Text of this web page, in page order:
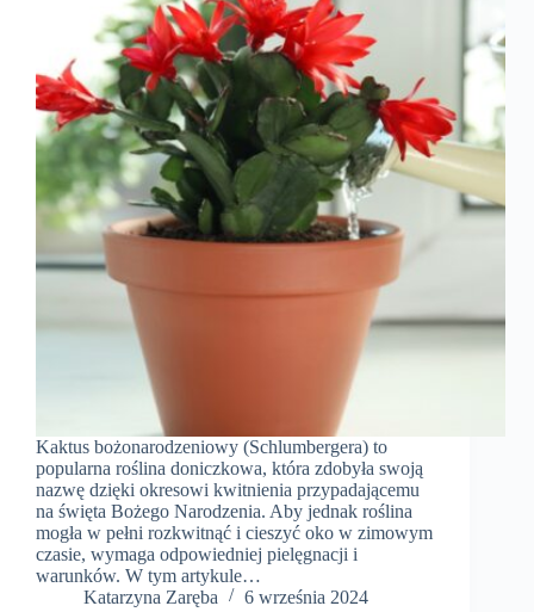
Kaktus bożonarodzeniowy (Schlumbergera) to
popularna roślina doniczkowa, która zdobyła swoją
nazwę dzięki okresowi kwitnienia przypadającemu
na święta Bożego Narodzenia. Aby jednak roślina
mogła w pełni rozkwitnąć i cieszyć oko w zimowym
czasie, wymaga odpowiedniej pielęgnacji i
warunków. W tym artykule…
Katarzyna Zaręba
6 września 2024